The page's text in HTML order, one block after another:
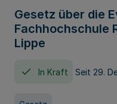
Gesetz über die
Fachhochschule
Lippe
In Kraft Seit 29.